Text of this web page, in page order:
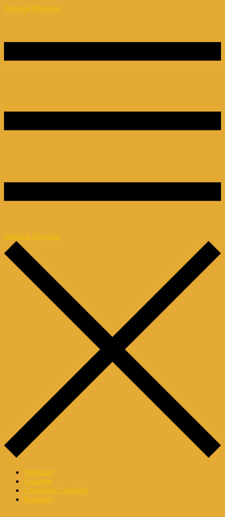
Webinar Magazin
Webinar Magazin
Webinare
Experten
Corporate Channels
Kalender